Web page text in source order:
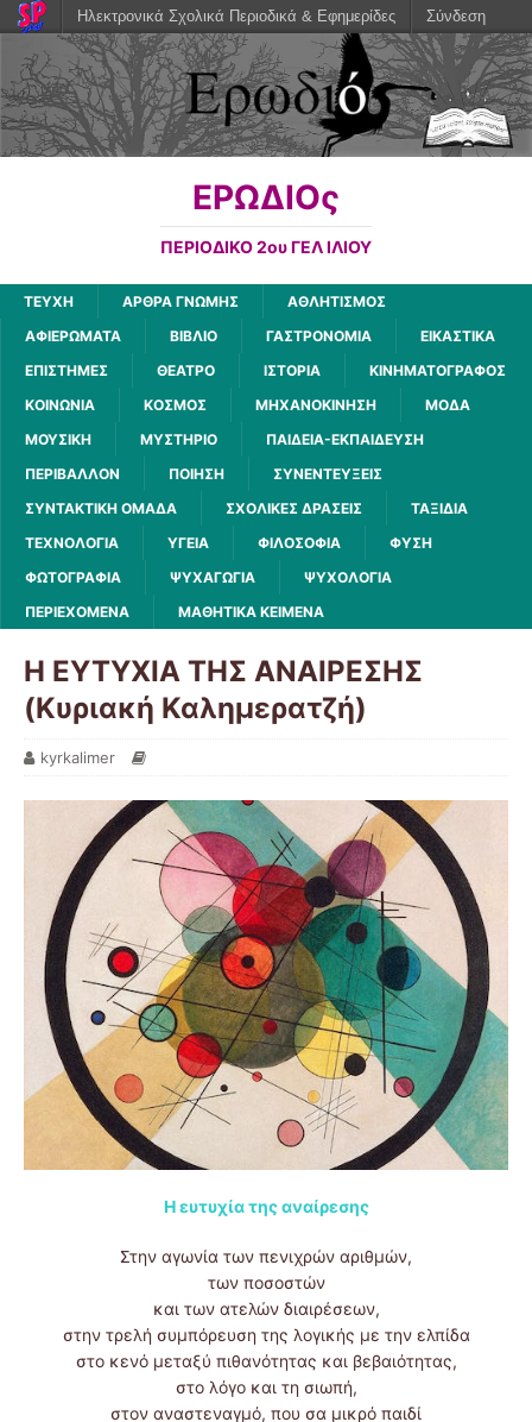
ΕΡΩΔΙΟς
ΠΕΡΙΟΔΙΚΟ 2ου ΓΕΛ ΙΛΙΟΥ
ΤΕΥΧΗ ΑΡΘΡΑ ΓΝΩΜΗΣ
ΑΘΛΗΤΙΣΜΟΣ
ΑΦΙΕΡΩΜΑΤΑ
ΒΙΒΛΙΟ ΓΑΣΤΡΟΝΟΜΙΑ
ΕΙΚΑΣΤΙΚΑ
ΕΠΙΣΤΗΜΕΣ
ΘΕΑΤΡΟ ΙΣΤΟΡΙΑ
ΚΙΝΗΜΑΤΟΓΡΑΦΟΣ
ΚΟΙΝΩΝΙΑ
ΚΟΣΜΟΣ ΜΗΧΑΝΟΚΙΝΗΣΗ
ΜΟΔΑ
ΜΟΥΣΙΚΗ
ΜΥΣΤΗΡΙΟ
ΠΑΙΔΕΙΑ-ΕΚΠΑΙΔΕΥΣΗ
ΠΕΡΙΒΑΛΛΟΝ
ΠΟΙΗΣΗ
ΣΥΝΕΝΤΕΥΞΕΙΣ
ΣΥΝΤΑΚΤΙΚΗ ΟΜΑΔΑ
ΣΧΟΛΙΚΕΣ ΔΡΑΣΕΙΣ
ΤΑΞΙΔΙΑ
ΤΕΧΝΟΛΟΓΙΑ
ΥΓΕΙΑ ΦΙΛΟΣΟΦΙΑ
ΦΥΣΗ
ΦΩΤΟΓΡΑΦΙΑ
ΨΥΧΑΓΩΓΙΑ
ΨΥΧΟΛΟΓΙΑ
ΠΕΡΙΕΧΟΜΕΝΑ
ΜΑΘΗΤΙΚΑ ΚΕΙΜΕΝΑ
Η ΕΥΤΥΧΙΑ ΤΗΣ ΑΝΑΙΡΕΣΗΣ
(Κυριακή Καλημερατζή)
kyrkalimer
Η ευτυχία της αναίρεσης
Στην αγωνία των πενιχρών αριθμών,
των ποσοστών
και των ατελών διαιρέσεων,
στην τρελή συμπόρευση της λογικής με την ελπίδα
στο κενό μεταξύ πιθανότητας και βεβαιότητας,
στο λόγο και τη σιωπή,
στον αναστεναγμό, που σα μικρό παιδί
Ηλεκτρονικά Σχολικά Περιοδικά & Εφημερίδες Σύνδεση